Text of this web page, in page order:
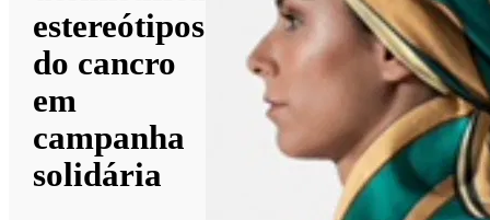
estereótipos
do cancro
em
campanha
solidária